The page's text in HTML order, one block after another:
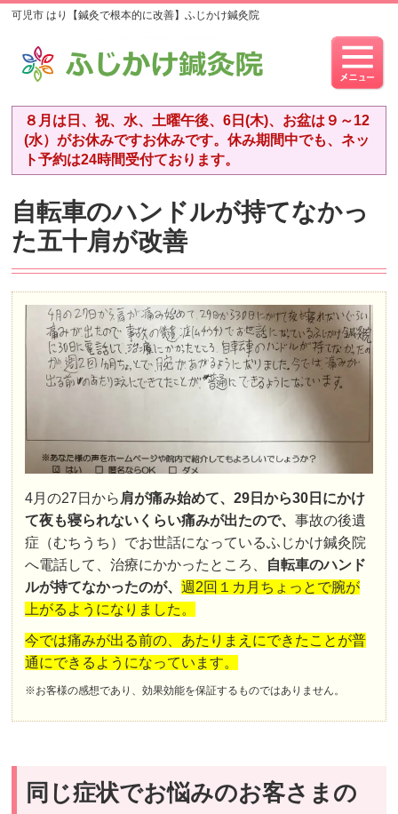
可児市 はり【鍼灸で根本的に改善】ふじかけ鍼灸院
８月は日、祝、水、土曜午後、6日(木)、お盆は９～12
(水）がお休みですお休みです。休み期間中でも、ネッ
ト予約は24時間受付ております。
自転車のハンドルが持てなかっ
た五十肩が改善
4月の27日から 肩が痛み始めて、29日から30日にかけ
て夜も寝られないくらい痛みが出たので、事故の後遺
症（むちうち）でお世話になっているふじかけ鍼灸院
へ電話して、治療にかかったところ、 自転車のハンド
ルが持てなかったのが、週2回１カ月ちょっとで腕が
上がるようになりました。
今では痛みが出る前の、あたりまえにできたことが普
通にできるようになっています。
※お客様の感想であり、効果効能を保証するものではありません。
同じ症状でお悩みのお客さまの